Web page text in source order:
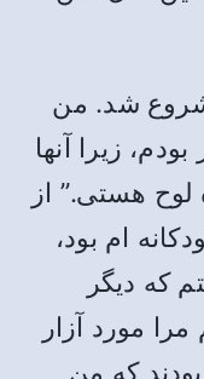
شروع شد. من
زیرا آنها
لوح هستی.” از
ام بود،
که دیگر
مورد آزار
که من